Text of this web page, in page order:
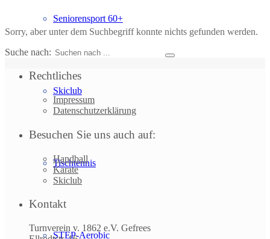
Seniorensport 60+
Skiclub
Tischtennis
STEP-Aerobic
Sorry, aber unter dem Suchbegriff konnte nichts gefunden werden.
Suche nach:
Rechtliches
Impressum
Datenschutzerklärung
Besuchen Sie uns auch auf:
Handball
Karate
Skiclub
Kontakt
Turnverein v. 1862 e.V. Gefrees